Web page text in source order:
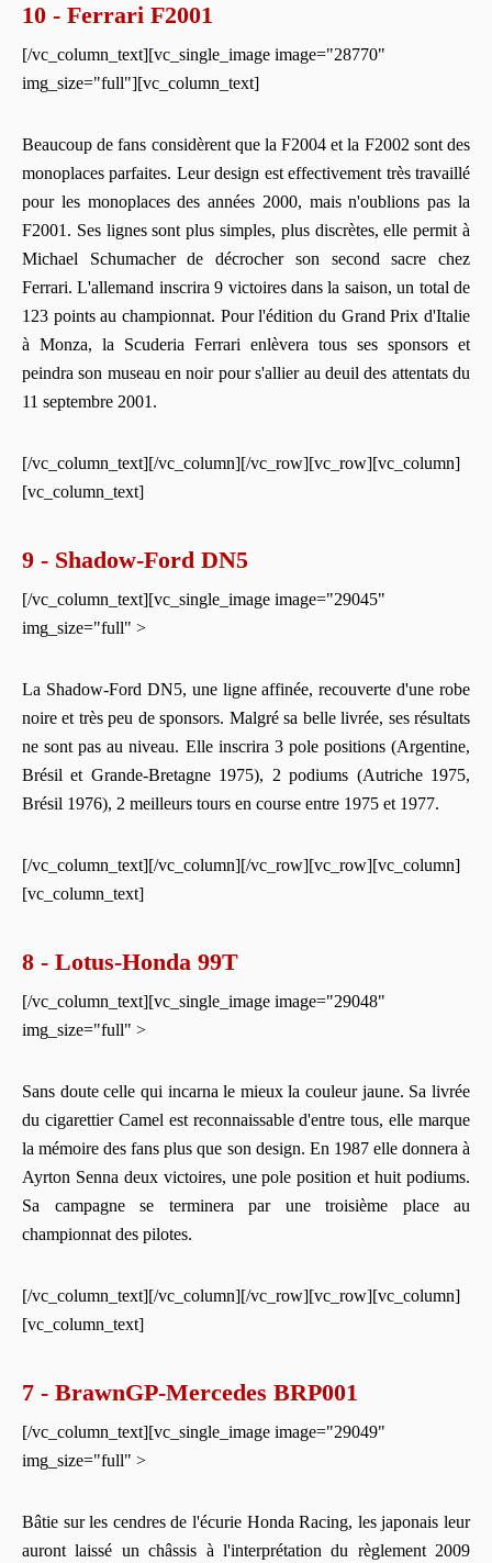
10 - Ferrari F2001
[/vc_column_text][vc_single_image image="28770"
img_size="full"][vc_column_text]
Beaucoup de fans considèrent que la F2004 et la F2002 sont des
monoplaces parfaites. Leur design est effectivement très travaillé
pour les monoplaces des années 2000, mais n'oublions pas la
F2001. Ses lignes sont plus simples, plus discrètes, elle permit à
Michael Schumacher de décrocher son second sacre chez
Ferrari. L'allemand inscrira 9 victoires dans la saison, un total de
123 points au championnat. Pour l'édition du Grand Prix d'Italie
à Monza, la Scuderia Ferrari enlèvera tous ses sponsors et
peindra son museau en noir pour s'allier au deuil des attentats du
11 septembre 2001.
[/vc_column_text][/vc_column][/vc_row][vc_row][vc_column]
[vc_column_text]
9 - Shadow-Ford DN5
[/vc_column_text][vc_single_image image="29045"
img_size="full" >
La Shadow-Ford DN5, une ligne affinée, recouverte d'une robe
noire et très peu de sponsors. Malgré sa belle livrée, ses résultats
ne sont pas au niveau. Elle inscrira 3 pole positions (Argentine,
Brésil et Grande-Bretagne 1975), 2 podiums (Autriche 1975,
Brésil 1976), 2 meilleurs tours en course entre 1975 et 1977.
[/vc_column_text][/vc_column][/vc_row][vc_row][vc_column]
[vc_column_text]
8 - Lotus-Honda 99T
[/vc_column_text][vc_single_image image="29048"
img_size="full" >
Sans doute celle qui incarna le mieux la couleur jaune. Sa livrée
du cigarettier Camel est reconnaissable d'entre tous, elle marque
la mémoire des fans plus que son design. En 1987 elle donnera à
Ayrton Senna deux victoires, une pole position et huit podiums.
Sa campagne se terminera par une troisième place au
championnat des pilotes.
[/vc_column_text][/vc_column][/vc_row][vc_row][vc_column]
[vc_column_text]
7 - BrawnGP-Mercedes BRP001
[/vc_column_text][vc_single_image image="29049"
img_size="full" >
Bâtie sur les cendres de l'écurie Honda Racing, les japonais leur
auront laissé un châssis à l'interprétation du règlement 2009